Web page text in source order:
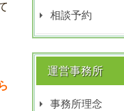
相談予約
運営事務所
事務所理念